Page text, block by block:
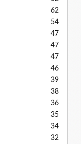
62
54
47
47
47
46
39
38
36
35
34
32